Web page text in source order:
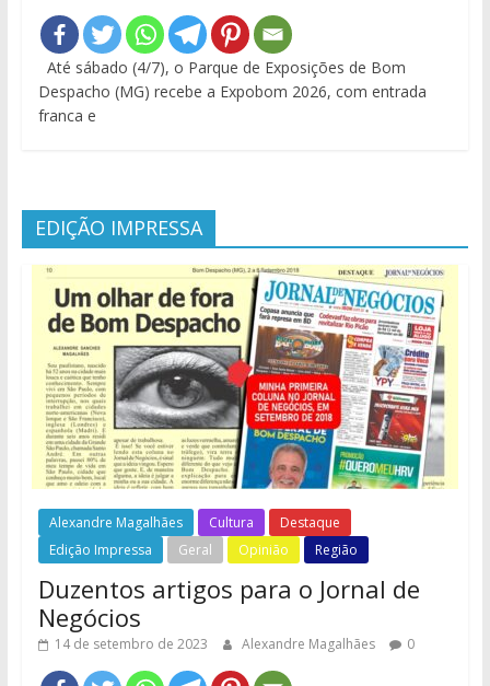
Até sábado (4/7), o Parque de Exposições de Bom
Despacho (MG) recebe a Expobom 2026, com entrada
franca e
EDIÇÃO IMPRESSA
Alexandre Magalhães Cultura
Destaque
Edição Impressa
Geral Opinião Região
Duzentos artigos para o Jornal de
Negócios
14 de setembro de 2023 Alexandre Magalhães 0